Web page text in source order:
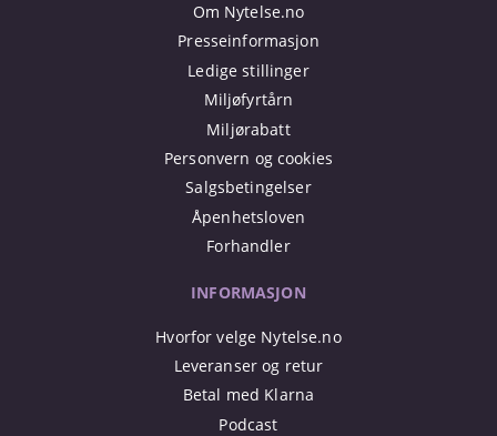
Om Nytelse.no
Presseinformasjon
Ledige stillinger
Miljøfyrtårn
Miljørabatt
Personvern og cookies
Salgsbetingelser
Åpenhetsloven
Forhandler
INFORMASJON
Hvorfor velge Nytelse.no
Leveranser og retur
Betal med Klarna
Podcast